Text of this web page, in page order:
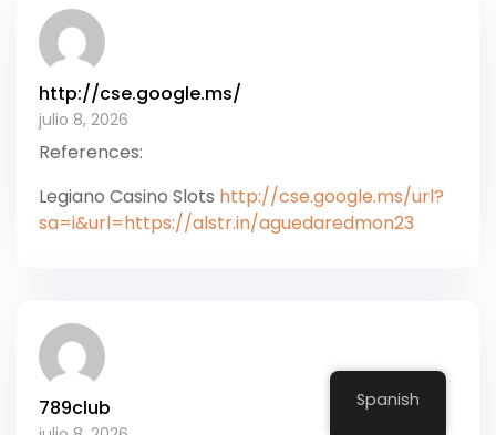
http://cse.google.ms/
julio 8, 2026
References:
Legiano Casino Slots http://cse.google.ms/url?
sa=i&url=https://alstr.in/aguedaredmon23
789club Spanish